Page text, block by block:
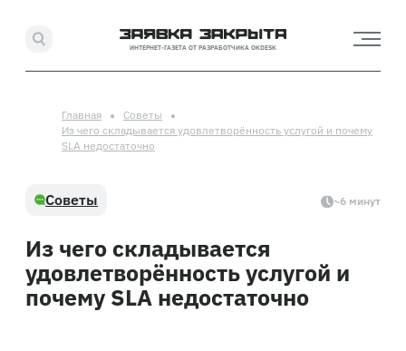
ИНТЕРНЕТ-ГАЗЕТА ОТ РАЗРАБОТЧИКА OKDESK
Главная
Советы
Из чего складывается удовлетворённость услугой и почему
SLA недостаточно
Советы ~6 минут
Из чего складывается
удовлетворённость услугой и
почему SLA недостаточно